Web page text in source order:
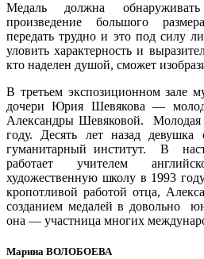
Медаль должна
произведение большого
передать трудно и это под силу
уловить характерность и
кто наделен душой, сможет
В третьем экспозиционном зале
дочери Юрия Шевякова —
Александры Шевяковой. Молодая
году. Десять лет назад девушка
гуманитарный институт. В
работает учителем
художественную школу в 1993
кропотливой работой отца,
созданием медалей в довольно
она — участница многих
Марина ВОЛОБОЕВА